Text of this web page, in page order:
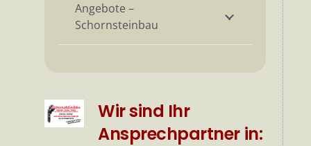
Angebote –
Schornsteinbau
Wir sind Ihr
Ansprechpartner in: